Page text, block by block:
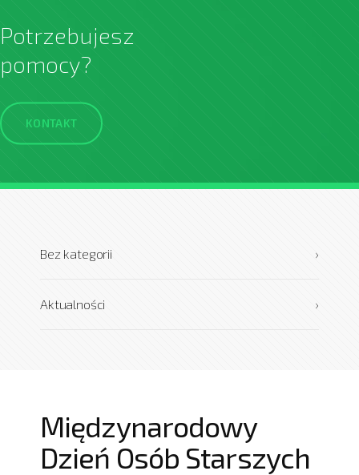
Potrzebujesz
pomocy?
KONTAKT
›
Bez kategorii
›
Aktualności
Międzynarodowy
Dzień Osób Starszych